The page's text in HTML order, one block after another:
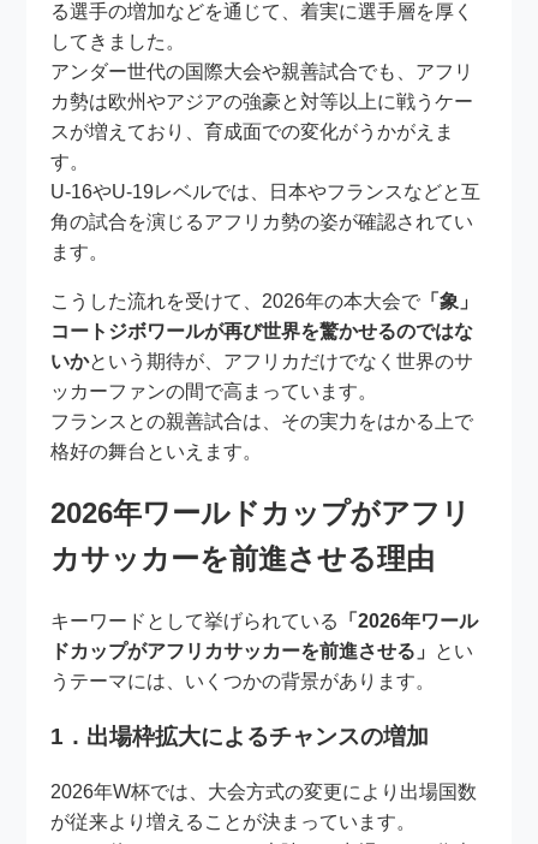
る選手の増加などを通じて、着実に選手層を厚く
してきました。
アンダー世代の国際大会や親善試合でも、アフリ
カ勢は欧州やアジアの強豪と対等以上に戦うケー
スが増えており、育成面での変化がうかがえま
す。
U-16やU-19レベルでは、日本やフランスなどと互
角の試合を演じるアフリカ勢の姿が確認されてい
ます。
こうした流れを受けて、2026年の本大会で 「象」
コートジボワールが再び世界を驚かせるのではな
いかという期待が、アフリカだけでなく世界のサ
ッカーファンの間で高まっています。
フランスとの親善試合は、その実力をはかる上で
格好の舞台といえます。
2026年ワールドカップがアフリ
カサッカーを前進させる理由
キーワードとして挙げられている
「2026年ワール
ドカップがアフリカサッカーを前進させる」 とい
うテーマには、いくつかの背景があります。
1．出場枠拡大によるチャンスの増加
2026年W杯では、大会方式の変更により出場国数
が従来より増えることが決まっています。